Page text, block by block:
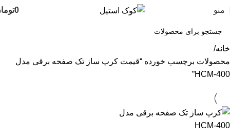
منو 0
خانه
محصولات برچسب خورده “قیمت کرپ ساز تک صفحه برقی مدل
HCM-400”